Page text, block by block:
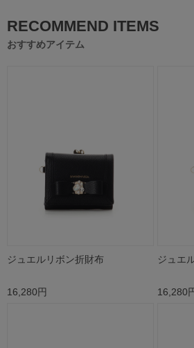
RECOMMEND ITEMS
おすすめアイテム
ジュエルリボン折財布
16,280円
ジュエ
16,280